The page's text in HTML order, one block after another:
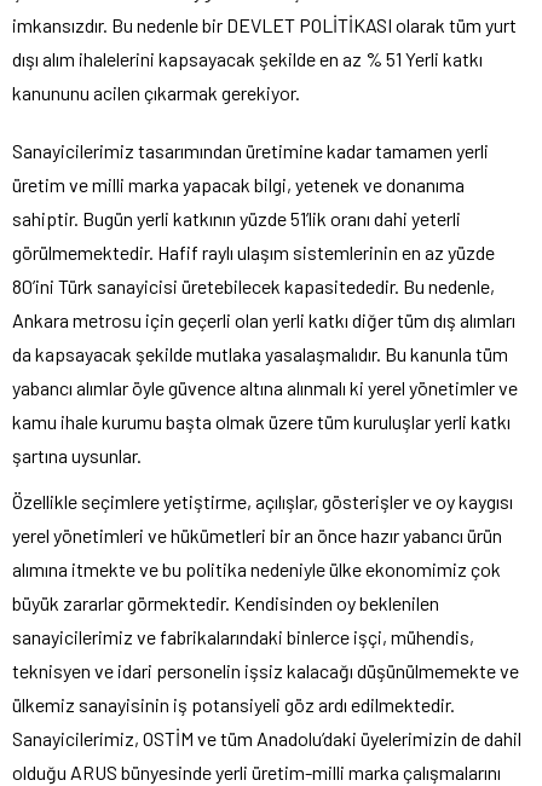
imkansızdır. Bu nedenle bir DEVLET POLİTİKASI olarak tüm yurt
dışı alım ihalelerini kapsayacak şekilde en az % 51 Yerli katkı
kanununu acilen çıkarmak gerekiyor.
Sanayicilerimiz tasarımından üretimine kadar tamamen yerli
üretim ve milli marka yapacak bilgi, yetenek ve donanıma
sahiptir. Bugün yerli katkının yüzde 51’lik oranı dahi yeterli
görülmemektedir. Hafif raylı ulaşım sistemlerinin en az yüzde
80’ini Türk sanayicisi üretebilecek kapasitededir. Bu nedenle,
Ankara metrosu için geçerli olan yerli katkı diğer tüm dış alımları
da kapsayacak şekilde mutlaka yasalaşmalıdır. Bu kanunla tüm
yabancı alımlar öyle güvence altına alınmalı ki yerel yönetimler ve
kamu ihale kurumu başta olmak üzere tüm kuruluşlar yerli katkı
şartına uysunlar.
Özellikle seçimlere yetiştirme, açılışlar, gösterişler ve oy kaygısı
yerel yönetimleri ve hükümetleri bir an önce hazır yabancı ürün
alımına itmekte ve bu politika nedeniyle ülke ekonomimiz çok
büyük zararlar görmektedir. Kendisinden oy beklenilen
sanayicilerimiz ve fabrikalarındaki binlerce işçi, mühendis,
teknisyen ve idari personelin işsiz kalacağı düşünülmemekte ve
ülkemiz sanayisinin iş potansiyeli göz ardı edilmektedir.
Sanayicilerimiz, OSTİM ve tüm Anadolu’daki üyelerimizin de dahil
olduğu ARUS bünyesinde yerli üretim-milli marka çalışmalarını